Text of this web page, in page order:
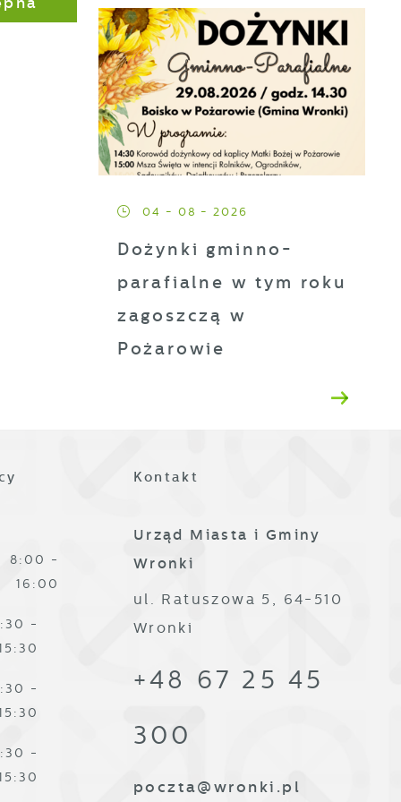
04 - 08 - 2026
Dożynki gminno-
parafialne w tym roku
zagoszczą w
Pożarowie
8:00 -
16:00
-
-
-
Kontakt
Urząd Miasta i Gminy
Wronki
ul. Ratuszowa 5, 64-510
Wronki
+48 67 25 45
300
poczta@wronki.pl